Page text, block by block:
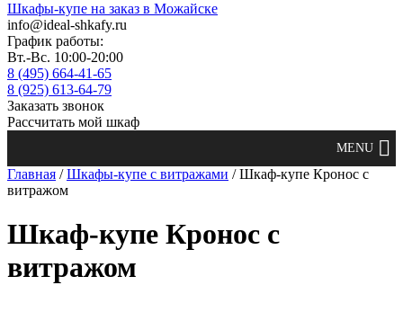
Шкафы-купе на заказ в Можайске
info@ideal-shkafy.ru
График работы:
Вт.-Вс. 10:00-20:00
8 (495) 664-41-65
8 (925) 613-64-79
Заказать звонок
Рассчитать мой шкаф
Главная /Шкафы-купе с витражами / Шкаф-купе Кронос с
витражом
Шкаф-купе Кронос с
витражом